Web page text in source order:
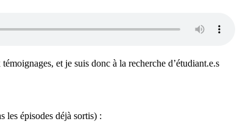
et je suis donc à la recherche d’étudiant.e.s
les épisodes déjà sortis) :